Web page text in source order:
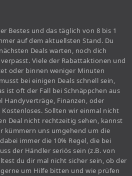
Bestes und das täglich von 8 bis 1
auf dem aktuellsten Stand. Du
Deals warten, noch dich
Viele der Rabattaktionen und
oder binnen weniger Minuten
bei einigen Deals schnell sein,
ist oft der Fall bei Schnäppchen aus
Handyverträge, Finanzen, oder
Sollten wir einmal nicht
Deal nicht rechtzeitig sehen, kannst
kümmern uns umgehend um die
immer die 10% Regel, die bei
der Händler seriös sein (z.B. von
du dir mal nicht sicher sein, ob der
um Hilfe bitten und wie prüfen